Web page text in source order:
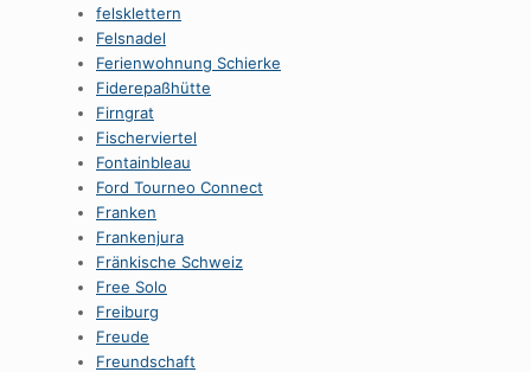
felsklettern
Felsnadel
Ferienwohnung Schierke
Fiderepaßhütte
Firngrat
Fischerviertel
Fontainbleau
Ford Tourneo Connect
Franken
Frankenjura
Fränkische Schweiz
Free Solo
Freiburg
Freude
Freundschaft